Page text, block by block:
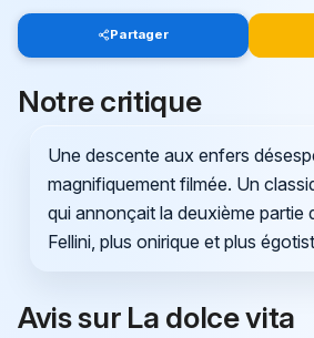
Partager
Notre critique
Une descente aux enfers
magnifiquement filmée. Un
qui annonçait la deuxième partie
Fellini, plus onirique et plus
Avis sur La dolce vita